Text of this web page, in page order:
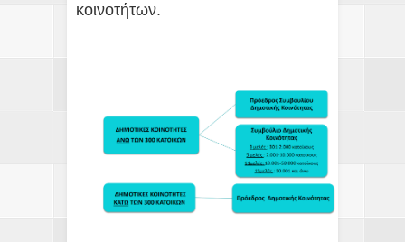
κοινοτήτων.